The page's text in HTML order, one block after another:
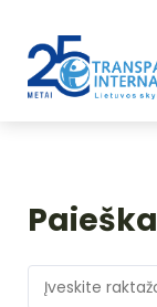
Paieška